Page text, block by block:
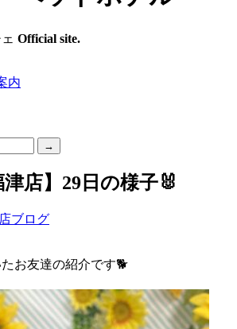
Official site.
内
津店】29日の様子🐰
ブログ
お友達の紹介です🐕